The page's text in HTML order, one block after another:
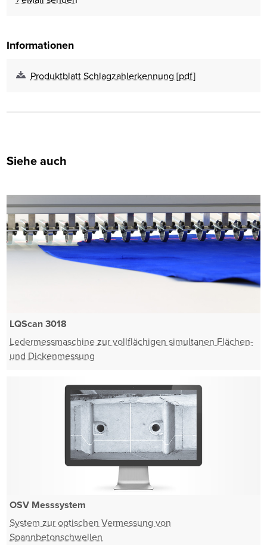
Informationen
Produktblatt Schlagzahlerkennung [pdf]
Siehe auch
LQScan 3018
Ledermessmaschine zur vollflächigen simultanen Flächen-
und Dickenmessung
OSV Messsystem
System zur optischen Vermessung von
Spannbetonschwellen